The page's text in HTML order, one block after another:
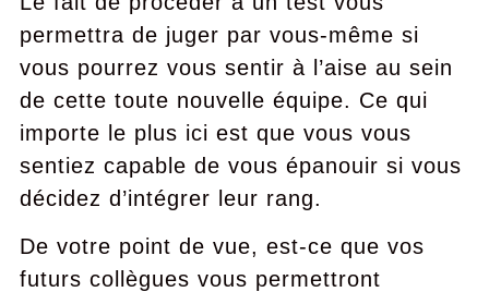
permettra de juger par vous-même si
vous pourrez vous sentir à l’aise au sein
de cette toute nouvelle équipe. Ce qui
importe le plus ici est que vous vous
sentiez capable de vous épanouir si vous
décidez d’intégrer leur rang.
De votre point de vue, est-ce que vos
futurs collègues vous permettront